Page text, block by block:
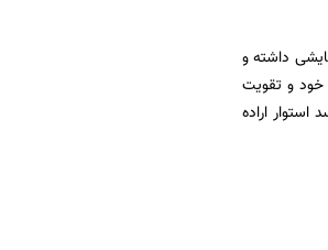
داشته و
خود و تقویت
اراده